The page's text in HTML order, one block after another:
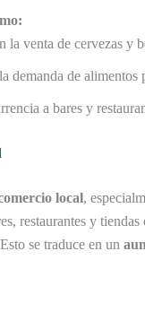
la venta de cervezas y
demanda de alimentos
a bares y
local,
restaurantes y
se traduce en un